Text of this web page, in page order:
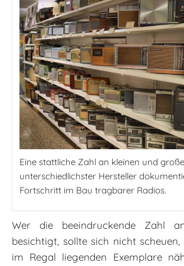
Eine stattliche Zahl an kleinen und
unterschiedlichster Hersteller
Fortschritt im Bau tragbarer Radios.
Wer die beeindruckende Zahl
besichtigt, sollte sich nicht
im Regal liegenden Exemplare